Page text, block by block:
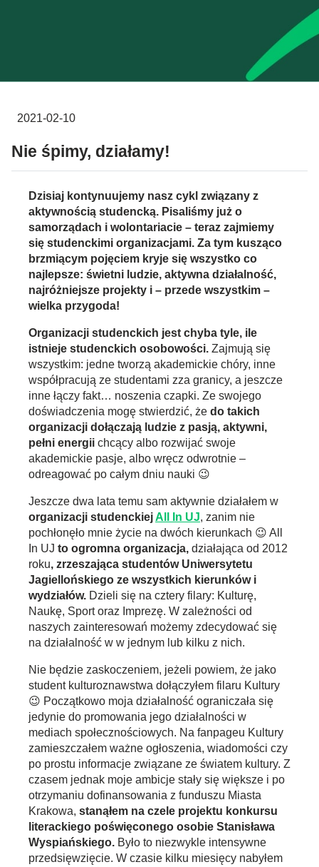
2021-02-10
Nie śpimy, działamy!
Dzisiaj kontynuujemy nasz cykl związany z
aktywnością studencką. Pisaliśmy już o
samorządach i wolontariacie – teraz zajmiemy
się studenckimi organizacjami. Za tym kusząco
brzmiącym pojęciem kryje się wszystko co
najlepsze: świetni ludzie, aktywna działalność,
najróżniejsze projekty i – przede wszystkim –
wielka przygoda!
Organizacji studenckich jest chyba tyle, ile
istnieje studenckich osobowości. Zajmują się
wszystkim: jedne tworzą akademickie chóry, inne
współpracują ze studentami zza granicy, a jeszcze
inne łączy fakt… noszenia czapki. Ze swojego
doświadczenia mogę stwierdzić, że do takich
organizacji dołączają ludzie z pasją, aktywni,
pełni energii chcący albo rozwijać swoje
akademickie pasje, albo wręcz odwrotnie –
odreagować po całym dniu nauki 😉
Jeszcze dwa lata temu sam aktywnie działałem w
organizacji studenckiejAll In UJ, zanim nie
pochłonęło mnie życie na dwóch kierunkach 😉 All
In UJ to ogromna organizacja, działająca od 2012
roku, zrzeszająca studentów Uniwersytetu
Jagiellońskiego ze wszystkich kierunków i
wydziałów. Dzieli się na cztery filary: Kulturę,
Naukę, Sport oraz Imprezę. W zależności od
naszych zainteresowań możemy zdecydować się
na działalność w w jednym lub kilku z nich.
Nie będzie zaskoczeniem, jeżeli powiem, że jako
student kulturoznawstwa dołączyłem filaru Kultury
😉 Początkowo moja działalność ograniczała się
jedynie do promowania jego działalności w
mediach społecznościowych. Na fanpageu Kultury
zamieszczałem ważne ogłoszenia, wiadomości czy
po prostu informacje związane ze światem kultury. Z
czasem jednak moje ambicje stały się większe i po
otrzymaniu dofinansowania z funduszu Miasta
Krakowa, stanąłem na czele projektu konkursu
literackiego poświęconego osobie Stanisława
Wyspiańskiego. Było to niezwykle intensywne
przedsięwzięcie. W czasie kilku miesięcy nabyłem